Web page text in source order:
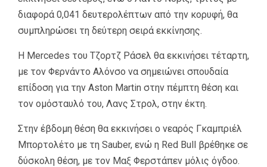
διαφορά 0,041 δευτερολέπτων από την κορυφή, θα
συμπληρώσει τη δεύτερη σειρά εκκίνησης.
Η Mercedes του Τζορτζ Ράσελ θα εκκινήσει τέταρτη,
με τον Φερνάντο Αλόνσο να σημειώνει σπουδαία
επίδοση για την Aston Martin στην πέμπτη θέση και
τον ομόσταυλό του, Λανς Στρολ, στην έκτη.
Στην έβδομη θέση θα εκκινήσει ο νεαρός Γκαμπριέλ
Μπορτολέτο με τη Sauber, ενώ η Red Bull βρέθηκε σε
δύσκολη θέση, με τον Μαξ Φερστάπεν μόλις όγδοο.